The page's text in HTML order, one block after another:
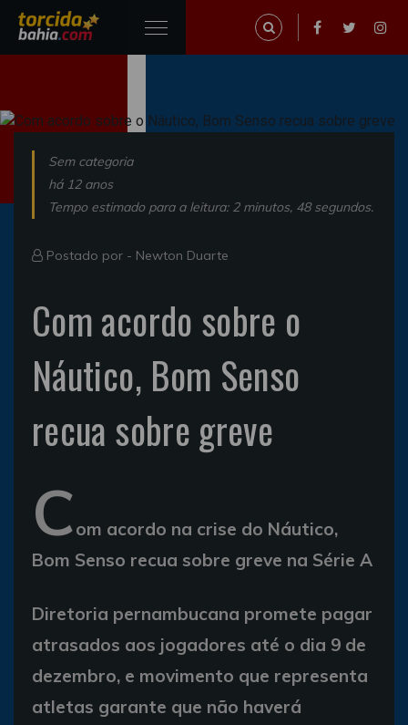
Sem categoria
há 12 anos
Tempo estimado para a leitura: 2 minutos, 48 segundos.
Postado por - Newton Duarte
Com acordo sobre o
Náutico, Bom Senso
recua sobre greve
Com acordo na crise do Náutico,
Bom Senso recua sobre greve na Série A
Diretoria pernambucana promete pagar
atrasados aos jogadores até o dia 9 de
dezembro, e movimento que representa
atletas garante que não haverá